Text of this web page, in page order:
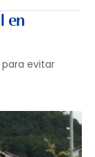
en
para evitar